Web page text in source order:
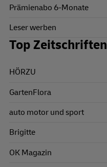
Prämienabo 6-Monate
Leser werben
Top Zeitschriften
HÖRZU
GartenFlora
auto motor und sport
Brigitte
OK Magazin